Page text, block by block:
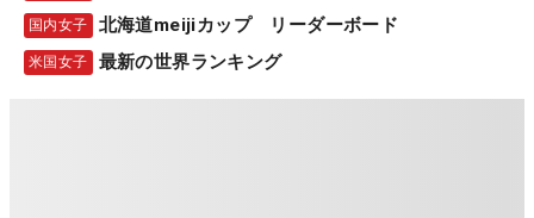
国内女子 北海道meijiカップ リーダーボード
米国女子 最新の世界ランキング